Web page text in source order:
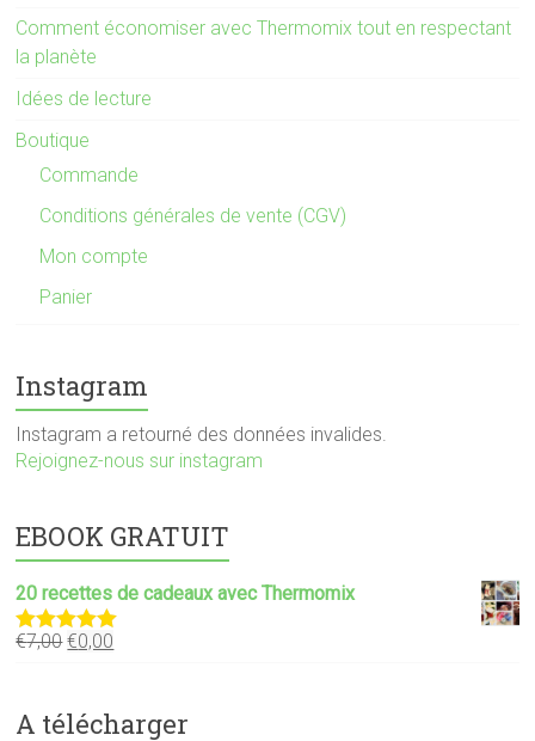
Comment économiser avec Thermomix tout en respectant
la planète
Idées de lecture
Boutique
Commande
Conditions générales de vente (CGV)
Mon compte
Panier
Instagram
Instagram a retourné des données invalides.
Rejoignez-nous sur instagram
EBOOK GRATUIT
20 recettes de cadeaux avec Thermomix
Note5.00
€7,00 €0,00
A télécharger